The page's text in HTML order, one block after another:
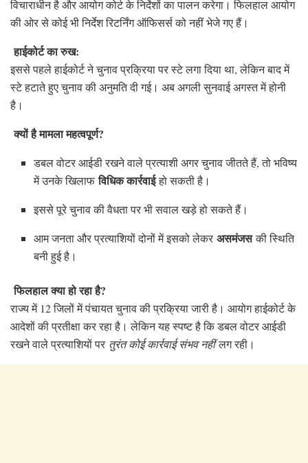
विचाराधीन है और आयोग कोर्ट के निर्देशों का पालन करेगा। फिलहाल आयोग
की ओर से कोई भी निर्देश रिटर्निंग ऑफिसर्स को नहीं भेजे गए हैं।
हाईकोर्ट का रुख:
इससे पहले हाईकोर्ट ने चुनाव प्रक्रिया पर स्टे लगा दिया था, लेकिन बाद में
स्टे हटाते हुए चुनाव की अनुमति दी गई। अब अगली सुनवाई अगस्त में होनी
है।
क्यों है मामला महत्वपूर्ण?
डबल वोटर आईडी रखने वाले प्रत्याशी अगर चुनाव जीतते हैं, तो भविष्य
में उनके खिलाफविधिक कार्रवाईहो सकती है।
इससे पूरे चुनाव की वैधता पर भी सवाल खड़े हो सकते हैं।
आम जनता और प्रत्याशियों दोनों में इसको लेकरअसमंजसकी स्थिति
बनी हुई है।
फिलहाल क्या हो रहा है?
राज्य में 12 जिलों में पंचायत चुनाव की प्रक्रिया जारी है। आयोग हाईकोर्ट के
आदेशों की प्रतीक्षा कर रहा है। लेकिन यह स्पष्ट है कि डबल वोटर आईडी
रखने वाले प्रत्याशियों पर तुरंत कोई कार्रवाई संभव नहींलग रही।